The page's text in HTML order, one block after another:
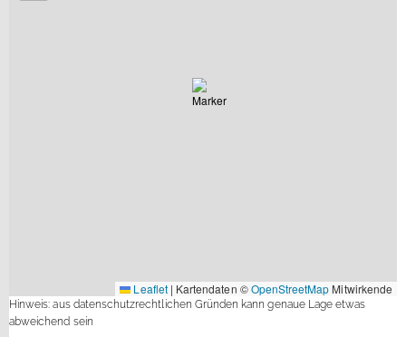
Leaflet | Kartendaten ©OpenStreetMap Mitwirkende
Hinweis: aus datenschutzrechtlichen Gründen kann genaue Lage etwas
abweichend sein